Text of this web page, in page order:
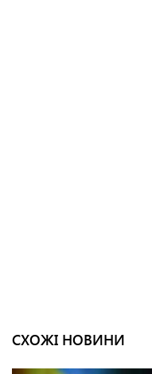
СХОЖІ НОВИНИ